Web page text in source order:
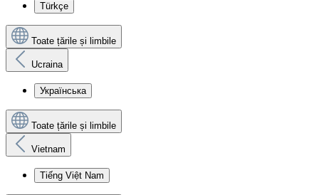
Türkçe
Toate țările și limbile
Ucraina
Українська
Toate țările și limbile
Vietnam
Tiếng Việt Nam